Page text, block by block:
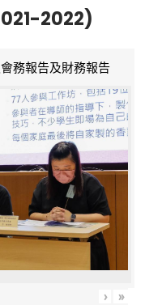
2022)
務報告及財務報告
› »